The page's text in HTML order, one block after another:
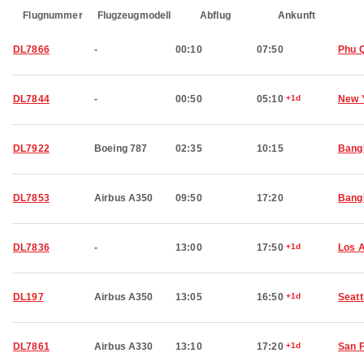
Flugnummer Flugzeugmodell Abflug Ankunft
DL7866 - 00:10 07:50 Phu
DL7844 - 00:50 05:10 +1d New
DL7922 Boeing 787 02:35 10:15
DL7853 Airbus A350 09:50 17:20
DL7836 - 13:00 17:50 +1d Los
DL197 Airbus A350 13:05 16:50 +1d
DL7861 Airbus A330 13:10 17:20 +1d San